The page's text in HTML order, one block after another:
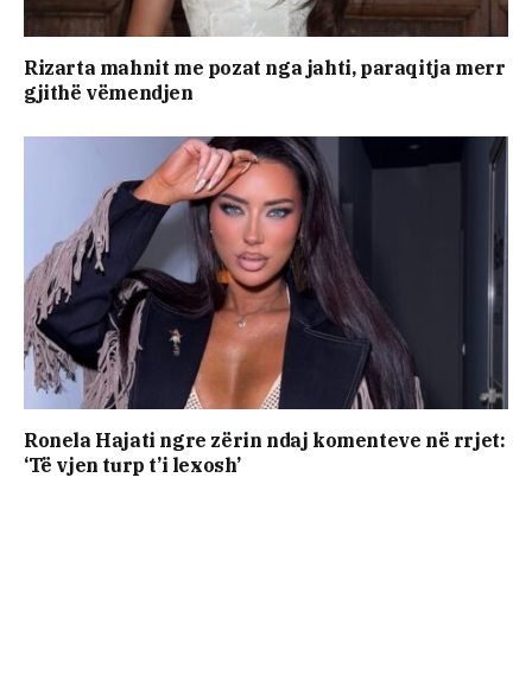
Rizarta mahnit me pozat nga jahti, paraqitja merr
gjithë vëmendjen
Ronela Hajati ngre zërin ndaj komenteve në rrjet:
‘Të vjen turp t’i lexosh’